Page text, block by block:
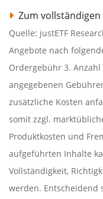
Zum
Quelle: justETF
Angebote nach
Ordergebühr 3. Anzahl
angegebenen
zusätzliche Kosten
somit zzgl.
Produktkosten und
aufgeführten Inhalte
Vollständigkeit,
werden.